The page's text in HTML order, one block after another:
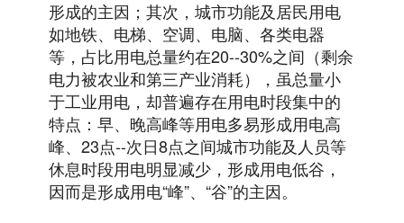
形成的主因；其次，城市功能及居民用电
如地铁、电梯、空调、电脑、各类电器
等，占比用电总量约在20--30%之间（剩余
电力被农业和第三产业消耗），虽总量小
于工业用电，却普遍存在用电时段集中的
特点：早、晚高峰等用电多易形成用电高
峰、23点--次日8点之间城市功能及人员等
休息时段用电明显减少，形成用电低谷，
因而是形成用电“峰”、“谷”的主因。